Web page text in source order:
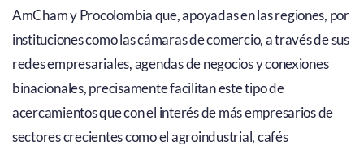
AmCham y Procolombia que, apoyadas en las regiones, por
instituciones como las cámaras de comercio, a través de sus
redes empresariales, agendas de negocios y conexiones
binacionales, precisamente facilitan este tipo de
acercamientos que con el interés de más empresarios de
sectores crecientes como el agroindustrial, cafés